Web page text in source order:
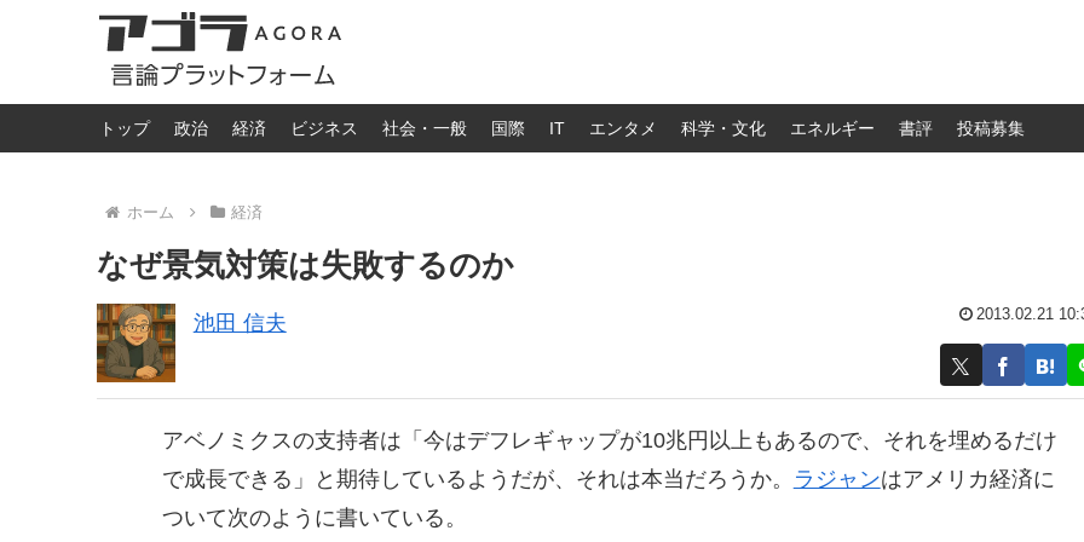
トップ 政治 経済 ビジネス 社会・一般 国際 IT エンタメ 科学・文化 エネルギー 書評 投稿募集
ホーム 経済
なぜ景気対策は失敗するのか
池田 信夫 2013.02.21
アベノミクスの支持者は「今はデフレギャップが10兆円以上もあるので、それを埋めるだけ
で成長できる」と期待しているようだが、それは本当だろうか。
ラジャンはアメリカ経済に
ついて次のように書いている。